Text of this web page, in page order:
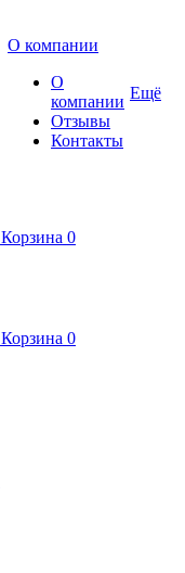
О компании
О
компании
Отзывы
Контакты
Ещё
Корзина 0
Корзина 0